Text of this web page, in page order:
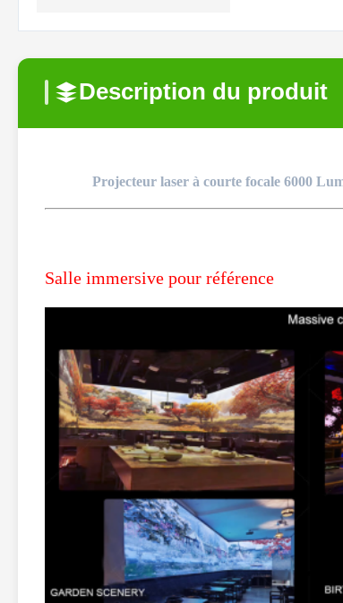
Description du produit
Projecteur laser à courte focale 6000
Salle immersive pour référence